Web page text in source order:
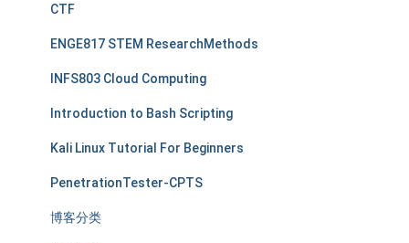
CTF
ENGE817 STEM ResearchMethods
INFS803 Cloud Computing
Introduction to Bash Scripting
Kali Linux Tutorial For Beginners
PenetrationTester-CPTS
博客分类